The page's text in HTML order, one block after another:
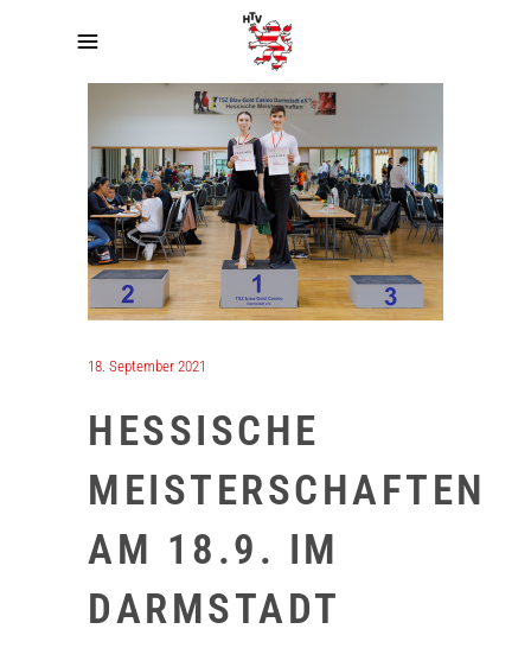
18. September 2021
HESSISCHE
MEISTERSCHAFTEN
AM 18.9. IM
DARMSTADT